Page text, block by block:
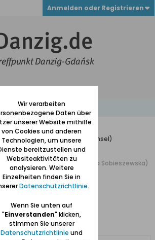
Anmelden oder Registrieren
Niederung (westlich der Weichsel)
der Bohnsacker Insel (Wyspa Sobieszewska)
der
(Wyspa
Wir verarbeiten
Daten über
unserer Website mithilfe
von Cookies und anderen
Technologien, um unsere
bereitzustellen und
Websiteaktivitäten zu
analysieren. Weitere
Einzelheiten finden Sie in
Datenschutzrichtlinie.
Wenn Sie unten auf
"Einverstanden" klicken,
stimmen Sie unserer
Datenschutzrichtlinie und